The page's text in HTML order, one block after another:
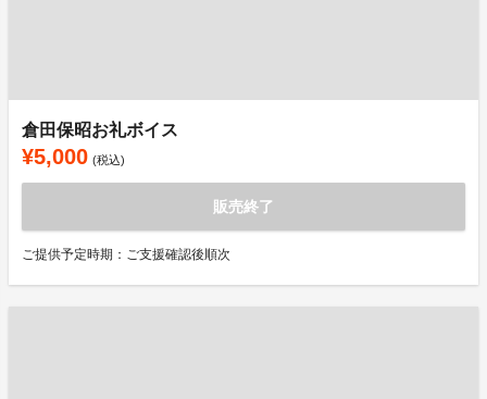
倉田保昭お礼ボイス
¥5,000 (税込)
販売終了
ご提供予定時期：ご支援確認後順次